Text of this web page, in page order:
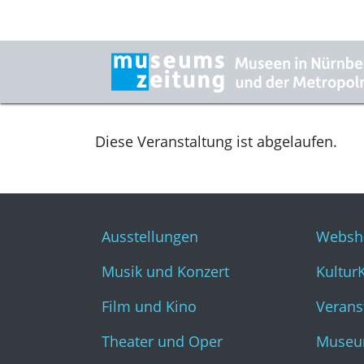
Diese Veranstaltung ist abgelaufen.
Ausstellungen
Musik und Konzert
Film und Kino
Theater und Oper